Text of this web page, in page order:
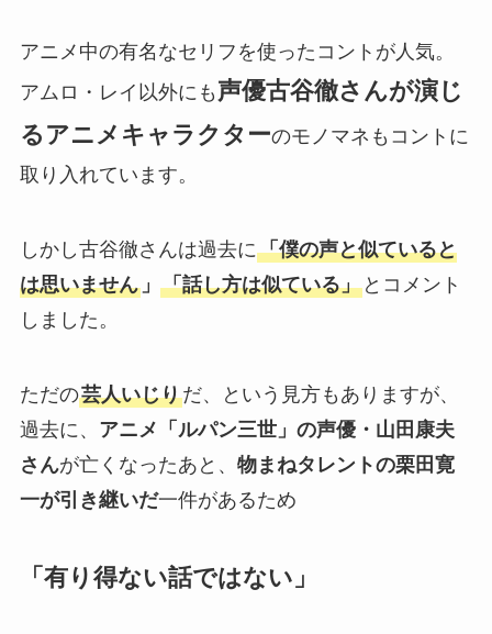
アニメ中の有名なセリフを使ったコントが人気。
アムロ・レイ以外にも 声優古谷徹さんが演じ
るアニメキャラクターのモノマネもコントに
取り入れています。
しかし古谷徹さんは過去に「僕の声と似ていると
は思いません」 「話し方は似ている」とコメント
しました。
ただの芸人いじりだ、という見方もありますが、
過去に、 アニメ「ルパン三世」の声優・山田康夫
さんが亡くなったあと、 物まねタレントの栗田寛
一が引き継いだ一件があるため
「有り得ない話ではない」